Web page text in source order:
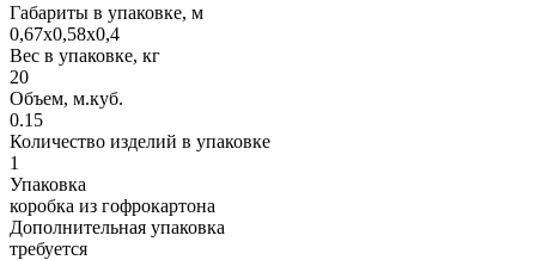
Габариты в упаковке, м
0,67х0,58х0,4
Вес в упаковке, кг
20
Объем, м.куб.
0.15
Количество изделий в упаковке
1
Упаковка
коробка из гофрокартона
Дополнительная упаковка
требуется